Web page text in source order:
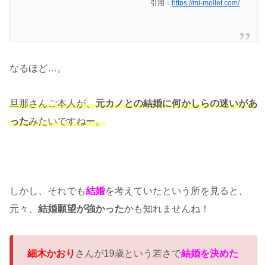
引用：https://mi-mollet.com/
なるほど…。
旦那さんご本人が、元カノとの結婚に何かしらの迷いがあ
ったみたいですねー。
しかし、それでも結婚を考えていたという所を見ると、
元々、 結婚願望が強かったかも知れませんね！
細木かおり さんが19歳という若さで結婚を決めた